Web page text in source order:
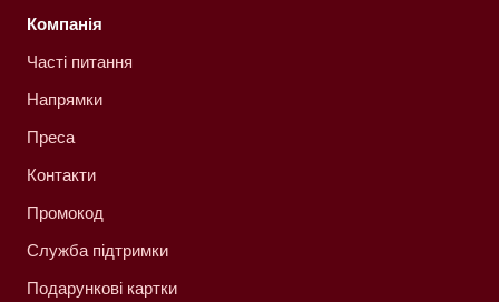
Компанія
Часті питання
Напрямки
Преса
Контакти
Промокод
Служба підтримки
Подарункові картки